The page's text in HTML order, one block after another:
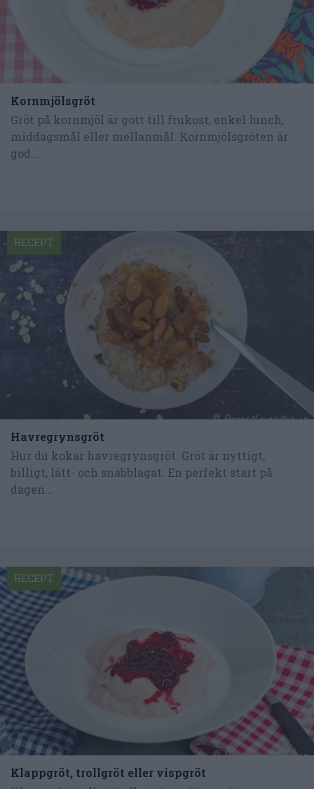
Kornmjölsgröt
Gröt på kornmjöl är gott till frukost, enkel lunch,
middagsmål eller mellanmål. Kornmjölsgröten är
god...
Havregrynsgröt
Hur du kokar havregrynsgröt. Gröt är nyttigt,
billigt, lätt- och snabblagat. En perfekt start på
dagen...
RECEPT
Klappgröt, trollgröt eller vispgröt
RECEPT